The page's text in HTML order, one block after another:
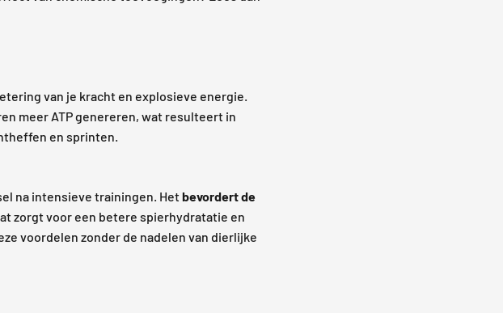
van je kracht en explosieve energie.
meer ATP genereren, wat resulteert in
en sprinten.
na intensieve trainingen. Hetbevordert de
zorgt voor een betere spierhydratatie en
voordelen zonder de nadelen van dierlijke